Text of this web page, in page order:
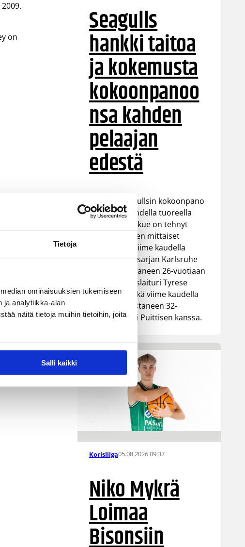
Tietoja
ominaisuuksien tukemiseen
ja analytiikka-alan
näitä tietoja muihin tietoihin, joita
Salli kaikki
on
Seagulls
hankki taitoa
ja kokemusta
kokoonpanoo
nsa kahden
pelaajan
edestä
Helsinki Seagullsin kokoonpano
vahvistuu kahdella tuoreella
kasvolla. Joukkue on tehnyt
tulevan kauden mittaiset
sopimukset viime kaudella
Saksan ProA-sarjan Karlsruhe
Lionsia edustaneen 26-vuotiaan
yhdysvaltalaislaituri Tyrese
Williamsin sekä viime kaudella
Kouvoja edustaneen 32-
vuotiaan Timi Puittisen kanssa.
Korisliiga05.08.2026 09:37
Niko Mykrä
Loimaa
Bisonsiin